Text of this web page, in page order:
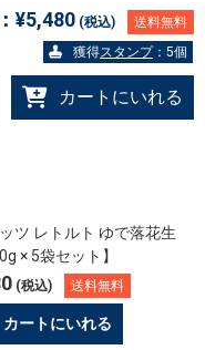
¥5,480 (税込)
送料無料
獲得スタンプ：5個
カートにいれる
ツ レトルト ゆで落花生
× 5袋セット】
(税込) 送料無料
カートにいれる